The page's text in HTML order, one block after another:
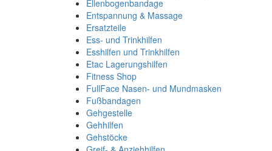
Ellenbogenbandage
Entspannung & Massage
Ersatzteile
Ess- und Trinkhilfen
Esshilfen und Trinkhilfen
Etac Lagerungshilfen
Fitness Shop
FullFace Nasen- und Mundmasken
Fußbandagen
Gehgestelle
Gehhilfen
Gehstöcke